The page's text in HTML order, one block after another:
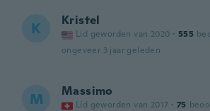
K Kristel
Lid geworden van 2020 · 555
ongeveer 3 jaar geleden
M Massimo
Lid geworden van 2017 · 75